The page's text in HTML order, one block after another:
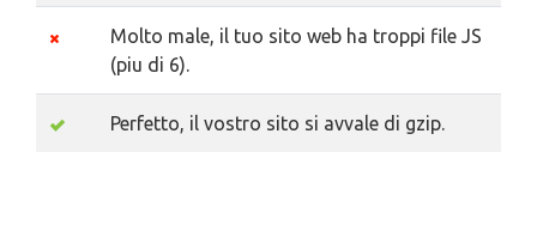
Molto male, il tuo sito web ha troppi file JS
(piu di 6).
Perfetto, il vostro sito si avvale di gzip.